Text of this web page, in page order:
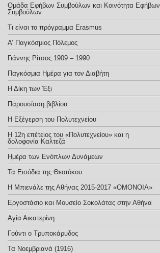
Ομάδα Εφήβων Συμβούλων και Κοινότητα Εφήβων
Συμβούλων
Τι είναι το πρόγραμμα Erasmus
Α’ Παγκόσμιος Πόλεμος
Γιάννης Ρίτσος 1909 – 1990
Παγκόσμια Ημέρα για τον Διαβήτη
Η Δίκη των Έξι
Παρουσίαση βιβλίου
Η Εξέγερση του Πολυτεχνείου
Η 12η επέτειος του «Πολυτεχνείου» και η
δολοφονία Καλτεζά
Ημέρα των Ενόπλων Δυνάμεων
Τα Εισόδια της Θεοτόκου
Η Μπιενάλε της Αθήνας 2015-2017 «ΟΜΟΝΟΙΑ»
Εργοστάσιο και Μουσείο Σοκολάτας στην Αθήνα
Αγία Αικατερίνη
Γούντι ο Τρυποκάρυδος
Τα Νοεμβριανά (1916)